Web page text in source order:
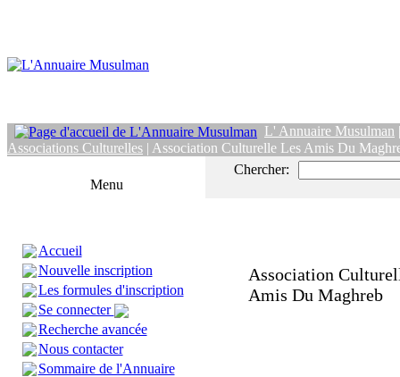
L' Annuaire Musulman
Associations Culturelles | Association Culturelle Les Amis Du
Menu
Accueil
Nouvelle inscription
Les formules d'inscription
Se connecter
Recherche avancée
Nous contacter
Sommaire de l'Annuaire
Chercher:
Association
Amis Du Maghreb